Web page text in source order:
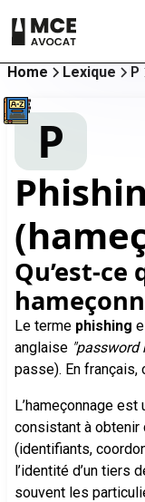
Home Lexique P
P
Qu’est-
Le terme phishing
anglaise "password
passe). En
L’hameçonnage
consistant à
(identifiants,
l’identité d’un tiers
souvent les